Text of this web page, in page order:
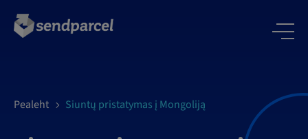
Pealeht Siuntų pristatymas į Mongoliją